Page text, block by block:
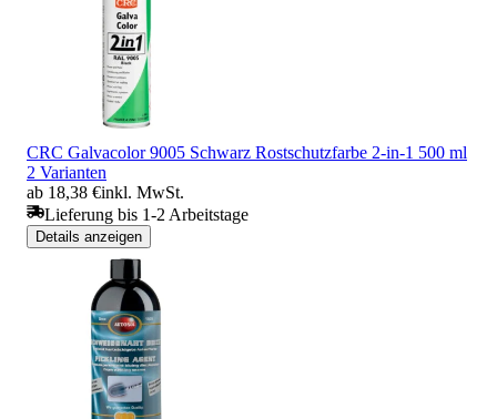
CRC Galvacolor 9005 Schwarz Rostschutzfarbe 2-in-1 500 ml
2 Varianten
ab 18,38 €inkl. MwSt.
Lieferung bis 1-2 Arbeitstage
Details anzeigen